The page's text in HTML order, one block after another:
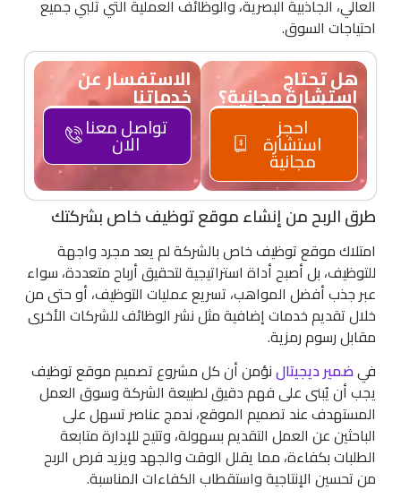
العالي، الجاذبية البصرية، والوظائف العملية التي تلبي جميع
احتياجات السوق.
هل تحتاج
استشارة مجانية؟
احجز
استشارة
مجانية
الاستفسار عن
خدماتنا
تواصل معنا
الان
طرق الربح من إنشاء موقع توظيف خاص بشركتك
امتلاك موقع توظيف خاص بالشركة لم يعد مجرد واجهة
للتوظيف، بل أصبح أداة استراتيجية لتحقيق أرباح متعددة، سواء
عبر جذب أفضل المواهب، تسريع عمليات التوظيف، أو حتى من
خلال تقديم خدمات إضافية مثل نشر الوظائف للشركات الأخرى
مقابل رسوم رمزية.
فيضمير ديجيتالنؤمن أن كل مشروع تصميم موقع توظيف
يجب أن يُبنى على فهم دقيق لطبيعة الشركة وسوق العمل
المستهدف عند تصميم الموقع، ندمج عناصر تسهل على
الباحثين عن العمل التقديم بسهولة، وتتيح للإدارة متابعة
الطلبات بكفاءة، مما يقلل الوقت والجهد ويزيد فرص الربح
من تحسين الإنتاجية واستقطاب الكفاءات المناسبة.